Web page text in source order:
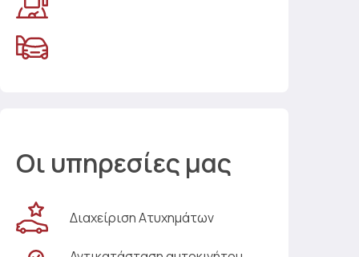
Οι υπηρεσίες μας
Διαχείριση Ατυχημάτων